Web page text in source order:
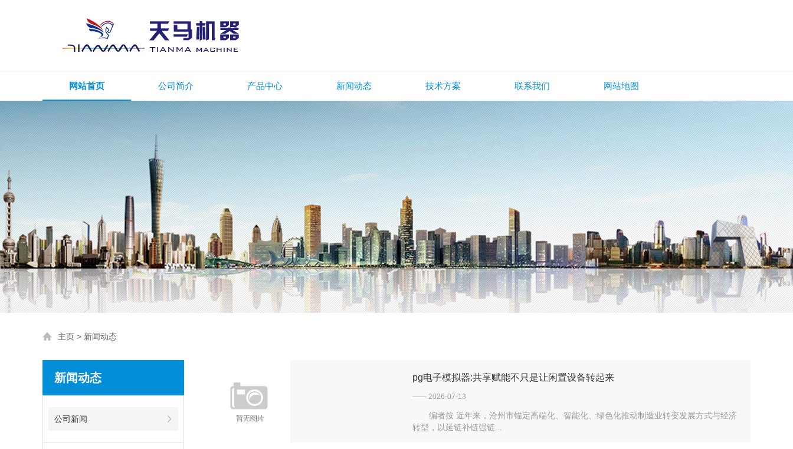
网站首页 公司简介 产品中心 新闻动态 技术方案 联系我们 网站地图
主页 > 新闻动态
新闻动态
公司新闻
pg电子模拟器:共享赋能不只是让闲置设备转起来
—— 2026-07-13
编者按 近年来，沧州市锚定高端化、智能化、绿色化推动制造业转变发展方式与经济
转型，以延链补链强链...